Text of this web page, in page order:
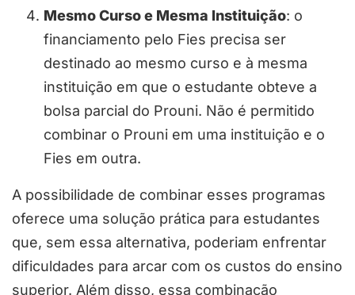
Mesmo Curso e Mesma Instituição: o
financiamento pelo Fies precisa ser
destinado ao mesmo curso e à mesma
instituição em que o estudante obteve a
bolsa parcial do Prouni. Não é permitido
combinar o Prouni em uma instituição e o
Fies em outra.
A possibilidade de combinar esses programas
oferece uma solução prática para estudantes
que, sem essa alternativa, poderiam enfrentar
dificuldades para arcar com os custos do ensino
superior. Além disso, essa combinação